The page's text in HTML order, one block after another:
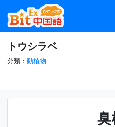
トウシラベ
分類： 動植物
臭